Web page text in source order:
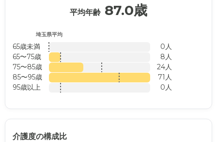
平均年齢 87.0歳
埼玉県平均
65歳未満
0人
65〜75歳
8人
75〜85歳
24人
85〜95歳
71人
95歳以上
0人
介護度の構成比